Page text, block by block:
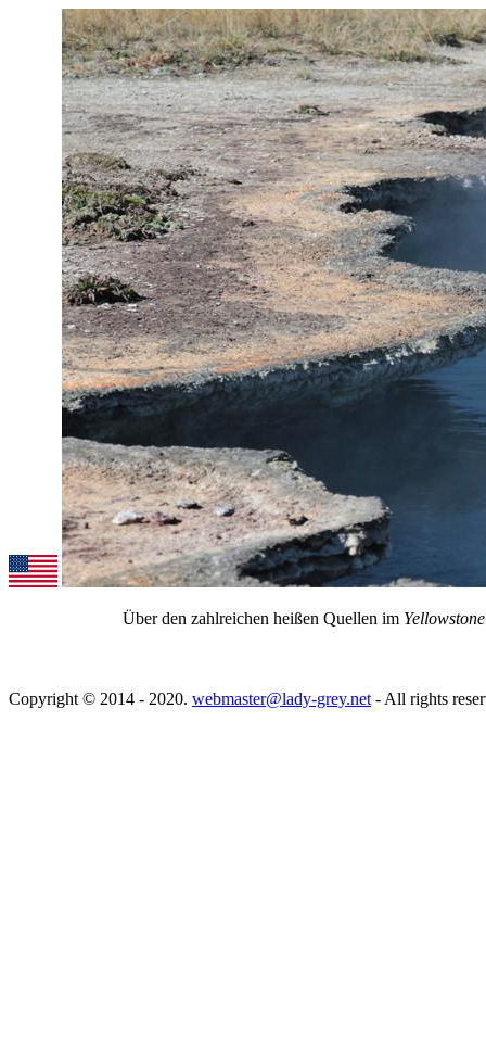
Über den zahlreichen heißen Quellen im
Copyright © 2014 - 2020. webmaster@lady-grey.net - All rights